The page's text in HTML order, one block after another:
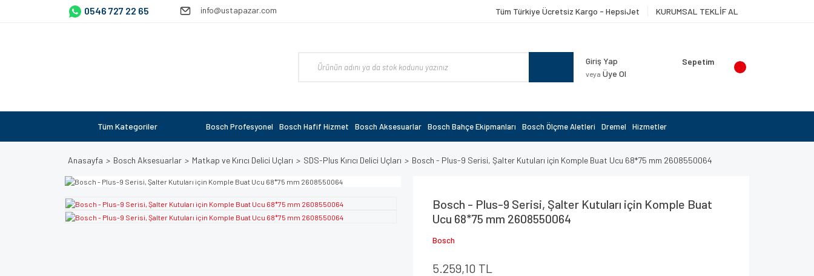
0546 727 22 65 info@ustapazar.com Tüm Türkiye Ücretsiz Kargo - HepsiJet KURUMSAL TEKLİF AL
Giriş Yap
veya Üye Ol
Sepetim
Tüm Kategoriler Bosch Profesyonel Bosch Hafif Hizmet Bosch Aksesuarlar Bosch Bahçe Ekipmanları Bosch Ölçme Aletleri Dremel Hizmetler
Anasayfa Bosch Aksesuarlar Matkap ve Kırıcı Delici Uçları SDS-Plus Kırıcı Delici Uçları Bosch - Plus-9 Serisi, Şalter Kutuları için Komple Buat Ucu 68*75 mm 2608550064
Bosch - Plus-9 Serisi, Şalter Kutuları için Komple Buat
Ucu 68*75 mm 2608550064
Bosch
5.259,10 TL